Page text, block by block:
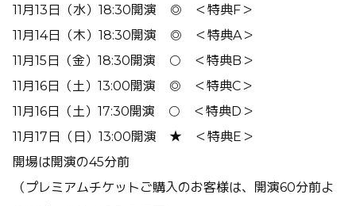
11月13日（水）18:30開演 ◎ ＜特典F＞
11月14日（木）18:30開演 ◎ ＜特典A＞
11月15日（金）18:30開演 ○ ＜特典B＞
11月16日（土）13:00開演 ◎ ＜特典C＞
11月16日（土）17:30開演 ○ ＜特典D＞
11月17日（日）13:00開演 ★ ＜特典E＞
開場は開演の45分前
（プレミアムチケットご購入のお客様は、開演60分前よ